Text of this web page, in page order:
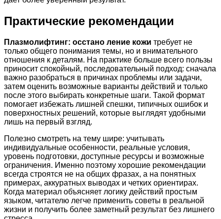
Практические рекомендации
Плазмолифтинг: осстано ление кожи требует не
только общего понимания темы, но и внимательного
отношения к деталям. На практике больше всего пользы
приносит спокойный, последовательный подход: сначала
важно разобраться в причинах проблемы или задачи,
затем оценить возможные варианты действий и только
после этого выбирать конкретные шаги. Такой формат
помогает избежать лишней спешки, типичных ошибок и
поверхностных решений, которые выглядят удобными
лишь на первый взгляд.
Полезно смотреть на тему шире: учитывать
индивидуальные особенности, реальные условия,
уровень подготовки, доступные ресурсы и возможные
ограничения. Именно поэтому хорошие рекомендации
всегда строятся не на общих фразах, а на понятных
примерах, аккуратных выводах и четких ориентирах.
Когда материал объясняет логику действий простым
языком, читателю легче применить советы в реальной
жизни и получить более заметный результат без лишнего